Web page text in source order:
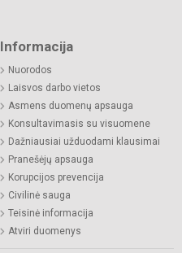
Informacija
Nuorodos
Laisvos darbo vietos
Asmens duomenų apsauga
Konsultavimasis su visuomene
Dažniausiai užduodami klausimai
Pranešėjų apsauga
Korupcijos prevencija
Civilinė sauga
Teisinė informacija
Atviri duomenys